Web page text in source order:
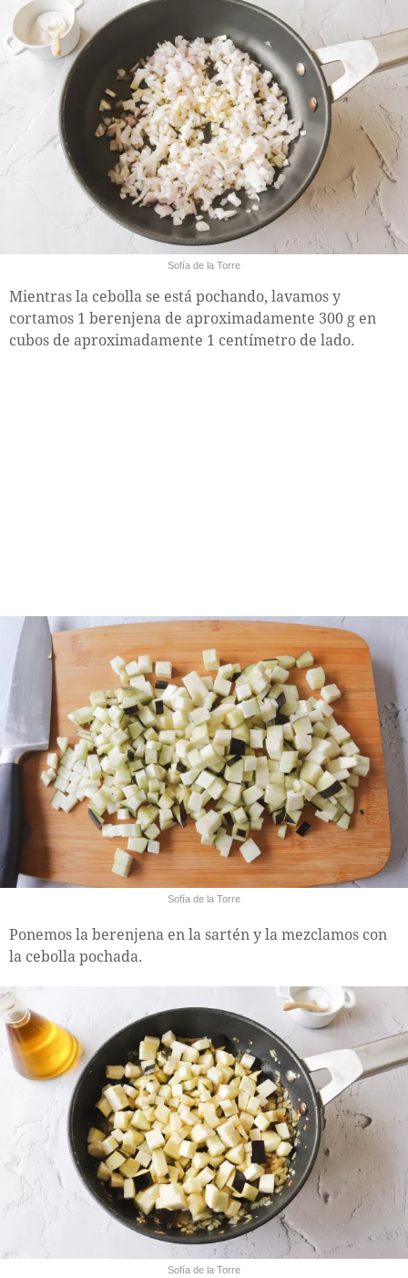
Sofía de la Torre
Mientras la cebolla se está pochando, lavamos y
cortamos 1 berenjena de aproximadamente 300 g en
cubos de aproximadamente 1 centímetro de lado.
Sofía de la Torre
Ponemos la berenjena en la sartén y la mezclamos con
la cebolla pochada.
Sofía de la Torre